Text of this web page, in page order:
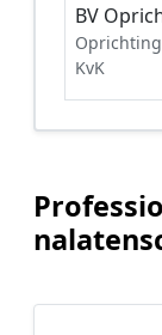
BV
KvK